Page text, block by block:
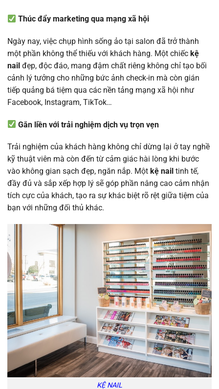
Thúc đẩy marketing qua mạng xã hội
Ngày nay, việc chụp hình sống ảo tại salon đã trở thành
một phần không thể thiếu với khách hàng. Một chiếc kệ
nail đẹp, độc đáo, mang đậm chất riêng không chỉ tạo bối
cảnh lý tưởng cho những bức ảnh check-in mà còn gián
tiếp quảng bá tiệm qua các nền tảng mạng xã hội như
Facebook, Instagram, TikTok…
Gắn liền với trải nghiệm dịch vụ trọn vẹn
Trải nghiệm của khách hàng không chỉ dừng lại ở tay nghề
kỹ thuật viên mà còn đến từ cảm giác hài lòng khi bước
vào không gian sạch đẹp, ngăn nắp. Một kệ nail tinh tế,
đầy đủ và sắp xếp hợp lý sẽ góp phần nâng cao cảm nhận
tích cực của khách, tạo ra sự khác biệt rõ rệt giữa tiệm của
bạn với những đối thủ khác.
KỆ NAIL